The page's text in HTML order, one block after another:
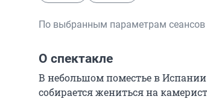
По выбранным параметрам сеансов
О спектакле
В небольшом поместье в
собирается жениться на